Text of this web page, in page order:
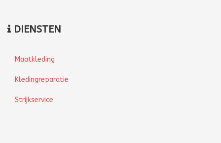
DIENSTEN
Maatkleding
Kledingreparatie
Strijkservice